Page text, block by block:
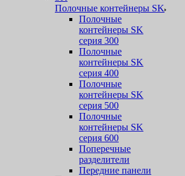
Полочные контейнеры SK
Полочные
контейнеры SK
серия 300
Полочные
контейнеры SK
серия 400
Полочные
контейнеры SK
серия 500
Полочные
контейнеры SK
серия 600
Поперечные
разделители
Передние панели